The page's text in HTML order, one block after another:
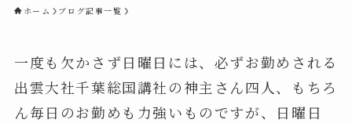
ホーム ブログ記事一覧
一度も欠かさず日曜日には、必ずお勤めされる
出雲大社千葉総国講社の神主さん四人、もちろ
ん毎日のお勤めも力強いものですが、日曜日